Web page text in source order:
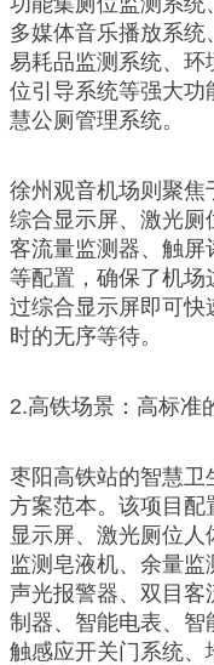
多媒体音乐播放系
易耗品监测系统、环
位引导系统等强大功
慧公厕管理系统。
徐州观音机场则聚焦
综合显示屏、激光厕
客流量监测器、触屏
等配置，确保了机场
过综合显示屏即可快
时的无序等待。
2.高铁场景：高标准
枣阳高铁站的智慧
方案范本。该项目配
显示屏、激光厕位
监测皂液机、余量监
声光报警器、双目
制器、智能电表、
触感应开关门系统